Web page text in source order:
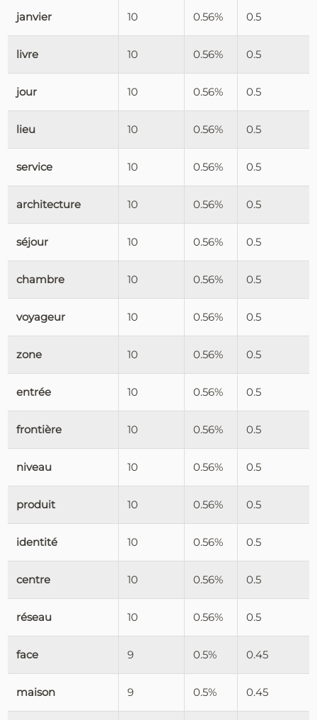
janvier 10 0.56% 0.5
livre 10 0.56% 0.5
jour 10 0.56% 0.5
lieu 10 0.56% 0.5
service 10 0.56% 0.5
architecture 10 0.56% 0.5
séjour 10 0.56% 0.5
chambre 10 0.56% 0.5
voyageur 10 0.56% 0.5
zone 10 0.56% 0.5
entrée 10 0.56% 0.5
frontière 10 0.56% 0.5
niveau 10 0.56% 0.5
produit 10 0.56% 0.5
identité 10 0.56% 0.5
centre 10 0.56% 0.5
réseau 10 0.56% 0.5
face 9 0.5% 0.45
maison 9 0.5% 0.45